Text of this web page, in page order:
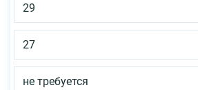
29
27
не требуется